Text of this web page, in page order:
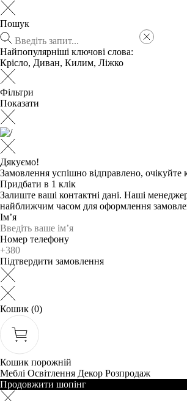
Пошук
Найпопулярніші ключові слова:
Крісло, Диван, Килим, Ліжко
Фільтри
Показати
Дякуємо!
Замовлення успішно відправлено, очікуйте
Придбати в 1 клік
Залиште ваші контактні дані. Наші
найближчим часом для оформлення
Ім’я
Номер телефону
Підтвердити замовлення
Кошик (0)
Кошик порожній
Меблі Освітлення Декор Розпродаж
Продовжити шопінг